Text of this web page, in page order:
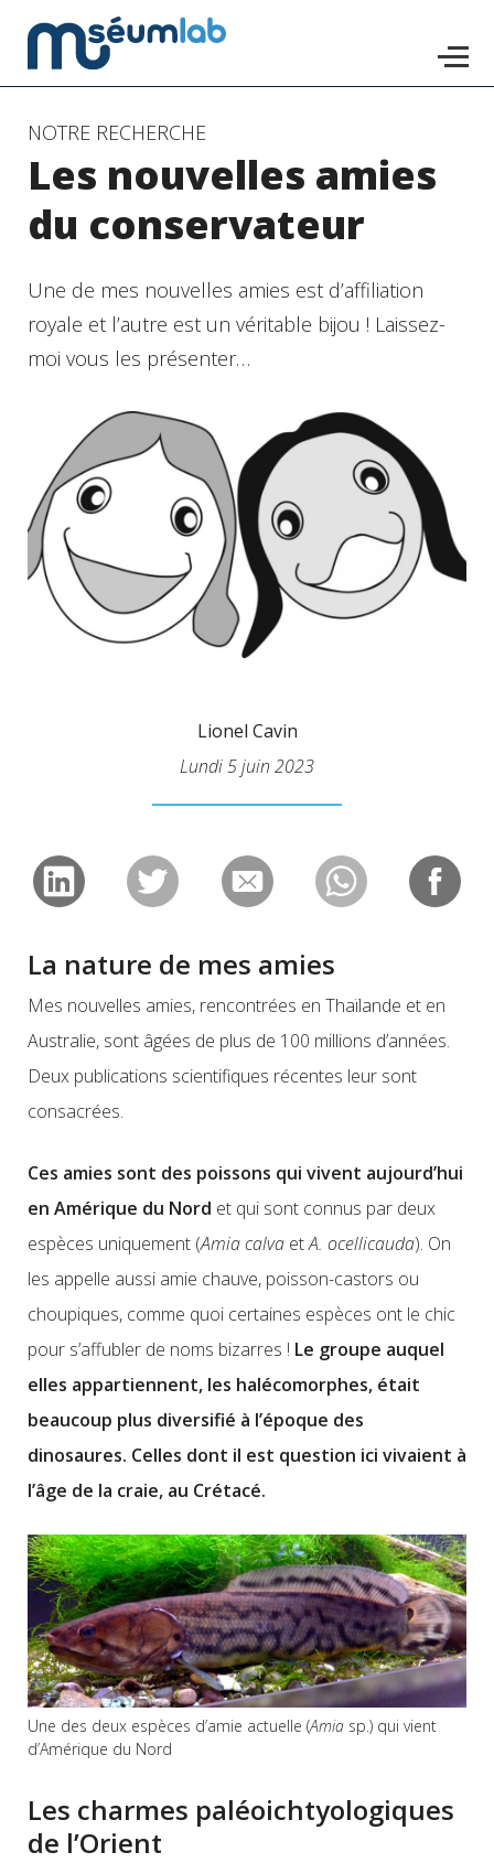
Accéder
au
principal
NOTRE RECHERCHE
Les nouvelles amies
du conservateur
Une de mes nouvelles amies est d’affiliation
royale et l’autre est un véritable bijou ! Laissez-
moi vous les présenter…
Lionel Cavin
Lundi 5 juin 2023
La nature de mes amies
Mes nouvelles amies, rencontrées en Thaïlande et en
Australie, sont âgées de plus de 100 millions d’années.
Deux publications scientifiques récentes leur sont
consacrées.
Ces amies sont des poissons qui vivent aujourd’hui
en Amérique du Nord et qui sont connus par deux
espèces uniquement (Amia calva etA. ocellicauda). On
les appelle aussi amie chauve, poisson-castors ou
choupiques, comme quoi certaines espèces ont le chic
pour s’affubler de noms bizarres ! Le groupe auquel
elles appartiennent, les halécomorphes, était
beaucoup plus diversifié à l’époque des
dinosaures. Celles dont il est question ici vivaient à
l’âge de la craie, au Crétacé.
Une des deux espèces d’amie actuelle (Amia sp.) qui vient
d’Amérique du Nord
Les charmes paléoichtyologiques
de l’Orient